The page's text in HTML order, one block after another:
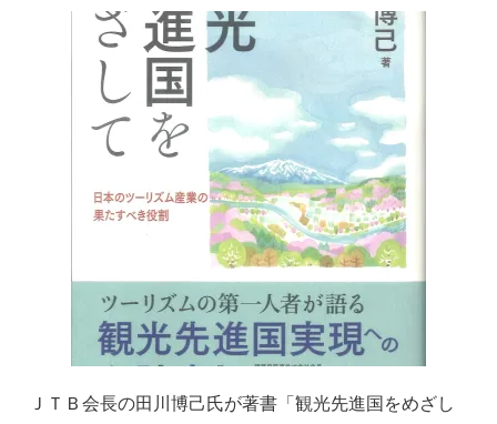
ＪＴＢ会長の田川博己氏が著書「観光先進国をめざし